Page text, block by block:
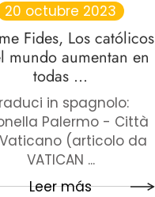
20 octubre 2023
Fides, Los católicos
mundo aumentan en
todas ...
in spagnolo:
Palermo - Città
(articolo da
VATICAN ...
Leer más